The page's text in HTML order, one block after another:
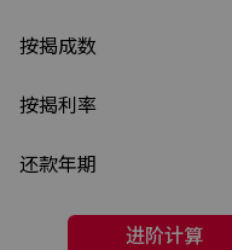
按揭成数
按揭利率
还款年期
进阶计算